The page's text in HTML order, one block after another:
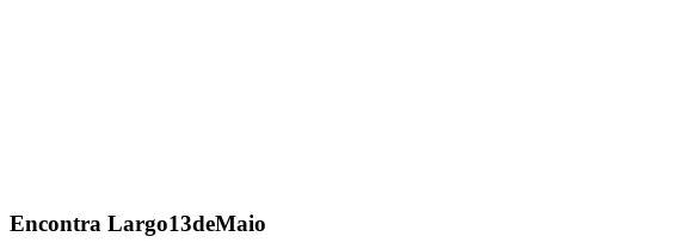
Encontra Largo13deMaio